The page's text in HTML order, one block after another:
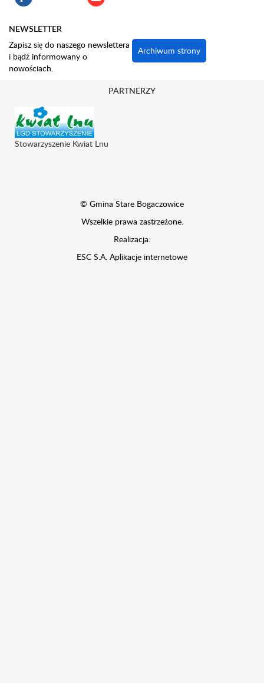
NEWSLETTER
Zapisz się do naszego newslettera
i bądź informowany o
nowościach.
Archiwum strony
© Gmina Stare Bogaczowice
Wszelkie prawa zastrzeżone.
Realizacja:
ESC S.A. Aplikacje internetowe
PARTNERZY
Stowarzyszenie Kwiat Lnu